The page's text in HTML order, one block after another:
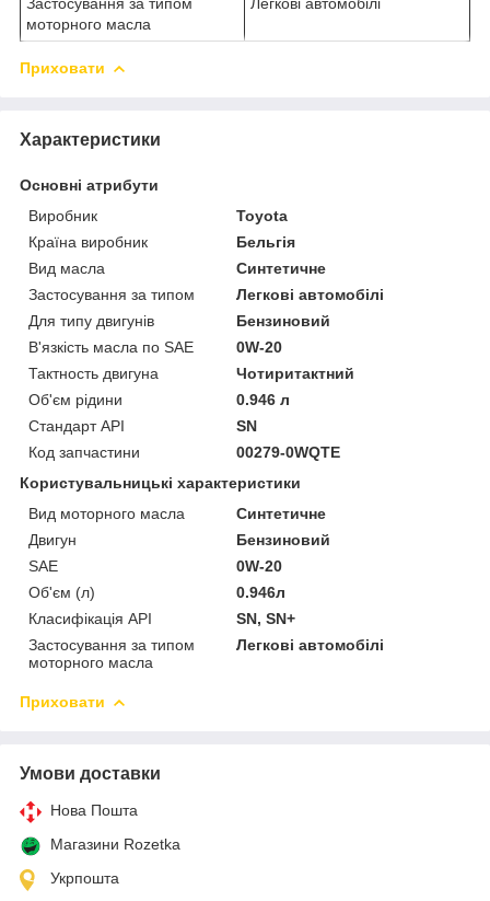
моторного масла
Приховати
Характеристики
Основні атрибути
Виробник
Toyota
Країна виробник
Бельгія
Вид масла
Синтетичне
Застосування за типом
Легкові автомобілі
Для типу двигунів
Бензиновий
В'язкість масла по SAE
0W-20
Тактность двигуна
Чотиритактний
Об'єм рідини
0.946 л
Стандарт API
SN
Код запчастини
00279-0WQTE
Користувальницькі характеристики
Вид моторного масла
Синтетичне
Двигун
Бензиновий
SAE
0W-20
Об'єм (л)
0.946л
Класифікація API
SN, SN+
Застосування за типом
моторного масла
Легкові автомобілі
Приховати
Умови доставки
Нова Пошта
Магазини Rozetka
Укрпошта